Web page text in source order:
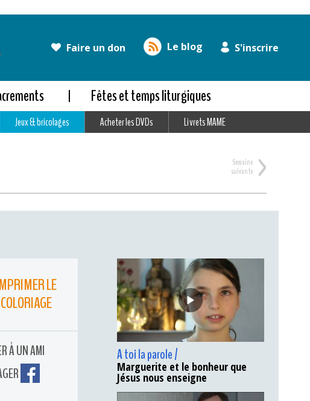
Faire un don Le blog S'inscrire
Fêtes et temps liturgiques
Jeux & bricolages Acheter les DVDs Livrets MAME
>
Semaine
suivante
LE
COLORIAGE
À UN AMI
A toi la parole /
Marguerite et le bonheur que
Jésus nous enseigne